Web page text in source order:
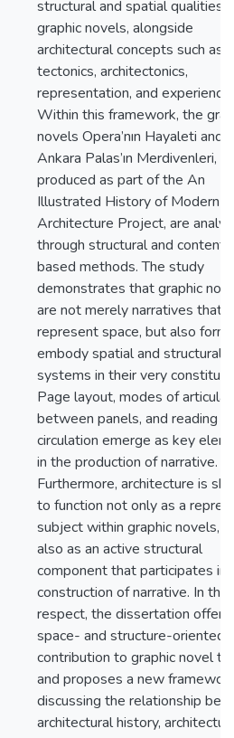
structural and spatial qualities
graphic novels, alongside
architectural concepts such as
tectonics, architectonics,
representation, and experience.
Within this framework, the
novels Opera’nın Hayaleti and
Ankara Palas’ın Merdivenleri,
produced as part of the An
Illustrated History of Modern
Architecture Project, are
through structural and content-
based methods. The study
demonstrates that graphic
are not merely narratives that
represent space, but also
embody spatial and structural
systems in their very
Page layout, modes of
between panels, and reading
circulation emerge as key
in the production of narrative.
Furthermore, architecture is
to function not only as a
subject within graphic novels,
also as an active structural
component that participates in
construction of narrative. In this
respect, the dissertation offers
space- and structure-oriented
contribution to graphic novel
and proposes a new
discussing the relationship
architectural history,